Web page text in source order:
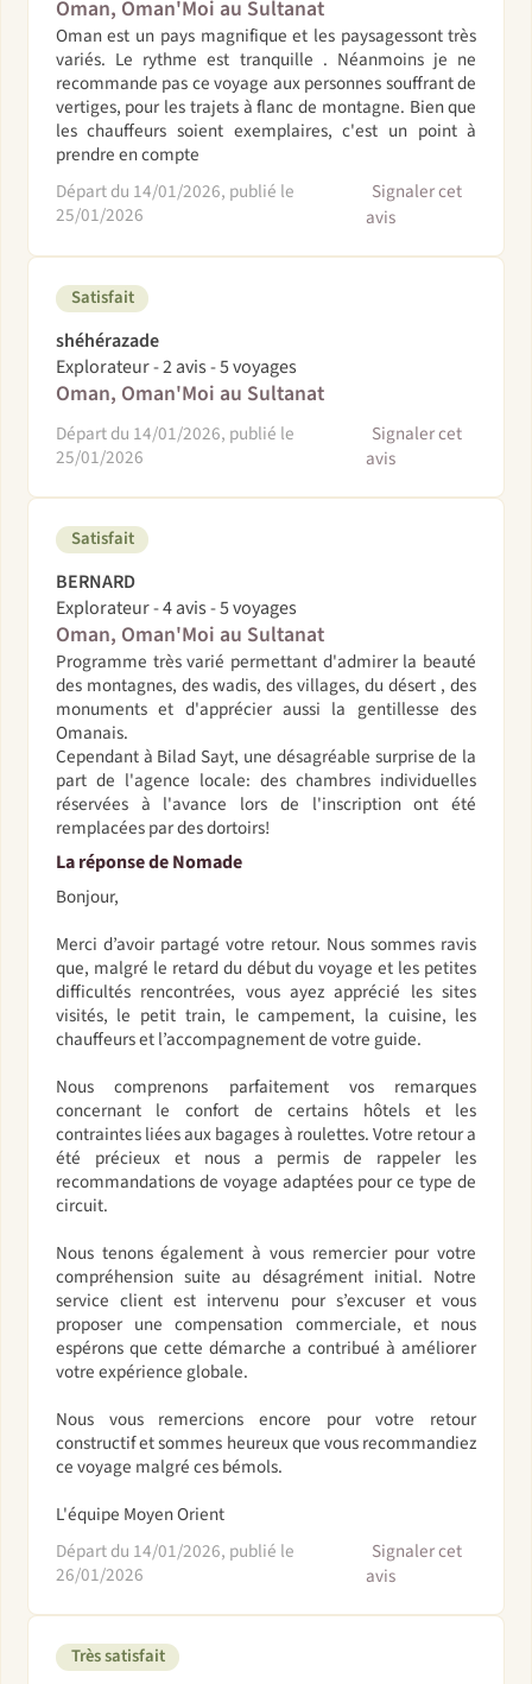
Oman, Oman'Moi au Sultanat
Oman est un pays magnifique et les paysagessont très
variés. Le rythme est tranquille . Néanmoins je ne
recommande pas ce voyage aux personnes souffrant de
vertiges, pour les trajets à flanc de montagne. Bien que
les chauffeurs soient exemplaires, c'est un point à
prendre en compte
Départ du 14/01/2026, publié le
25/01/2026
Signaler cet
avis
Satisfait
shéhérazade
Explorateur - 2 avis - 5 voyages
Oman, Oman'Moi au Sultanat
Départ du 14/01/2026, publié le
25/01/2026
Signaler cet
avis
Satisfait
BERNARD
Explorateur - 4 avis - 5 voyages
Oman, Oman'Moi au Sultanat
Programme très varié permettant d'admirer la beauté
des montagnes, des wadis, des villages, du désert , des
monuments et d'apprécier aussi la gentillesse des
Omanais.
Cependant à Bilad Sayt, une désagréable surprise de la
part de l'agence locale: des chambres individuelles
réservées à l'avance lors de l'inscription ont été
remplacées par des dortoirs!
La réponse de Nomade
Bonjour,
Merci d’avoir partagé votre retour. Nous sommes ravis
que, malgré le retard du début du voyage et les petites
difficultés rencontrées, vous ayez apprécié les sites
visités, le petit train, le campement, la cuisine, les
chauffeurs et l’accompagnement de votre guide.
Nous comprenons parfaitement vos remarques
concernant le confort de certains hôtels et les
contraintes liées aux bagages à roulettes. Votre retour a
été précieux et nous a permis de rappeler les
recommandations de voyage adaptées pour ce type de
circuit.
Nous tenons également à vous remercier pour votre
compréhension suite au désagrément initial. Notre
service client est intervenu pour s’excuser et vous
proposer une compensation commerciale, et nous
espérons que cette démarche a contribué à améliorer
votre expérience globale.
Nous vous remercions encore pour votre retour
constructif et sommes heureux que vous recommandiez
ce voyage malgré ces bémols.
L'équipe Moyen Orient
Départ du 14/01/2026, publié le
26/01/2026
Signaler cet
avis
Très satisfait